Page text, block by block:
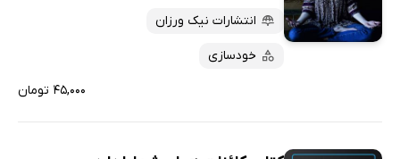
انتشارات نیک ورزان
خودسازی
۴۵,۰۰۰ تومان